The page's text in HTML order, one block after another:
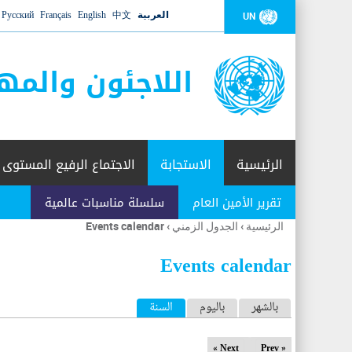
UN العربية 中文
English
Français
Русский
اللاجئون
الرئيسية الاستجابة
تقرير الأمين العام سلسلة مناسبات عالمية
الاجتماع الرفيع المستوى
أنت
هنا
الرئيسية › الجدول الزمني ›
Events calendar
Events calendar
ا
ل
بالشهر باليوم السنة (علامة التبويب النشطة)